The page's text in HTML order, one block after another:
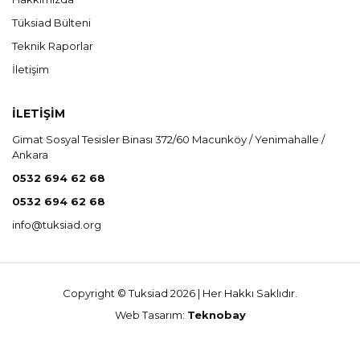
Tüksiad Bülteni
Teknik Raporlar
İletişim
İLETİŞİM
Gimat Sosyal Tesisler Binası 372/60 Macunköy / Yenimahalle /
Ankara
0532 694 62 68
0532 694 62 68
info@tuksiad.org
Copyright © Tuksiad 2026 | Her Hakkı Saklıdır.
Web Tasarım: Teknobay